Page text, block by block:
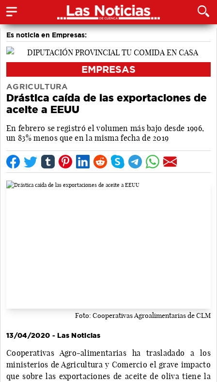
Es noticia en Empresas:
EMPRESAS
AGRICULTURA
Drástica caída de las exportaciones de
aceite a EEUU
En febrero se registró el volumen más bajo desde 1996,
un 83% menos que en la misma fecha de 2019
Foto: Cooperativas Agroalimentarias de CLM
13/04/2020 - Las Noticias
Cooperativas Agro-alimentarias ha trasladado a los
ministerios de Agricultura y Comercio el grave impacto
que sobre las exportaciones de aceite de oliva tiene la